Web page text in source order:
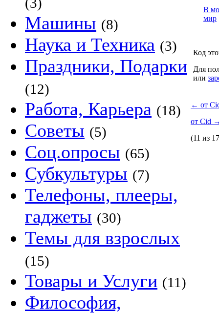
Машины (8)
Наука и Техника (3)
Праздники, Подарки
(12)
Работа, Карьера (18)
Советы (5)
Соц.опросы (65)
Субкультуры (7)
Телефоны, плееры,
гаджеты (30)
Темы для взрослых
(15)
Товары и Услуги (11)
Философия,
В
мир
Код
Для
или
← от
от Cid
(11 из